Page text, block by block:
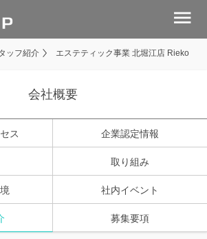
menu
ッフ紹介 エステティック事業 北堀江店 Rieko
会社概要
ス 企業認定情報
取り組み
社内イベント
募集要項